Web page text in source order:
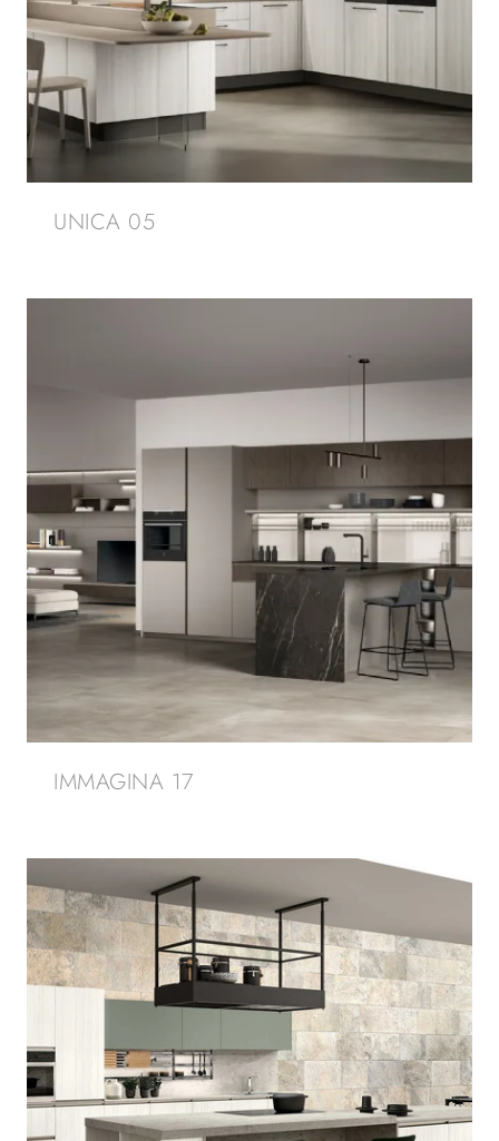
UNICA 05
IMMAGINA 17